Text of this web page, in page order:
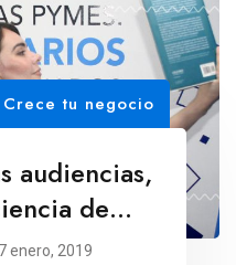
Crece tu negocio
audiencias,
de
enero, 2019